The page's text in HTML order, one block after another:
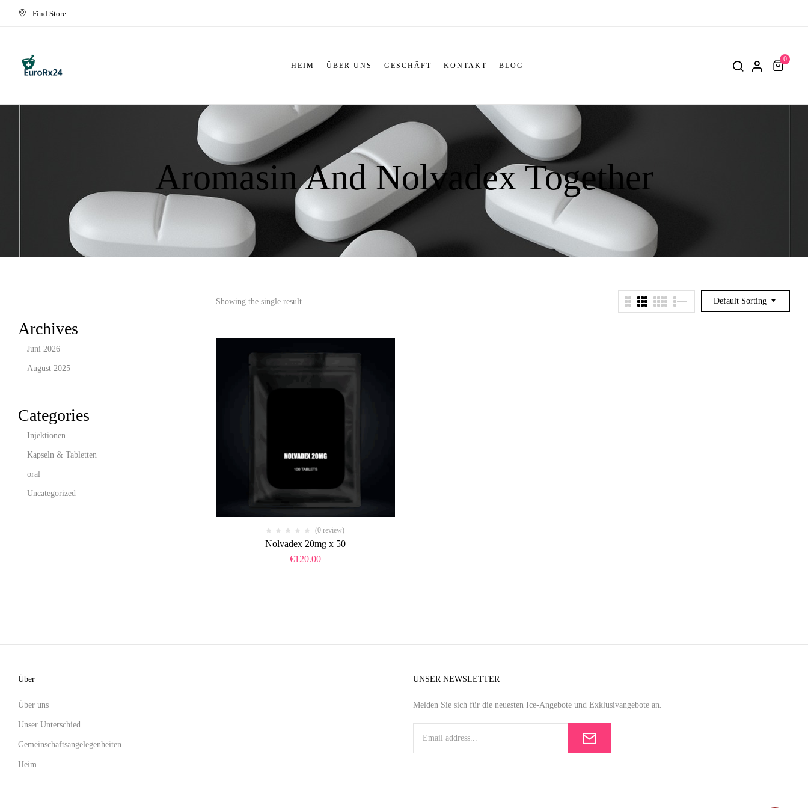
Find Store
HEIM ÜBER UNS GESCHÄFT KONTAKT BLOG
0
Aromasin And Nolvadex Together
Archives
Juni 2026
August 2025
Categories
Injektionen
Kapseln & Tabletten
oral
Uncategorized
Default Sorting
Showing the single result
(0 review)
Nolvadex 20mg x 50
€120.00
Über
Über uns
Unser Unterschied
Gemeinschaftsangelegenheiten
Heim
UNSER NEWSLETTER
Melden Sie sich für die neuesten Ice-Angebote und Exklusivangebote an.